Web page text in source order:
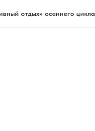
отдых» осеннего цикла